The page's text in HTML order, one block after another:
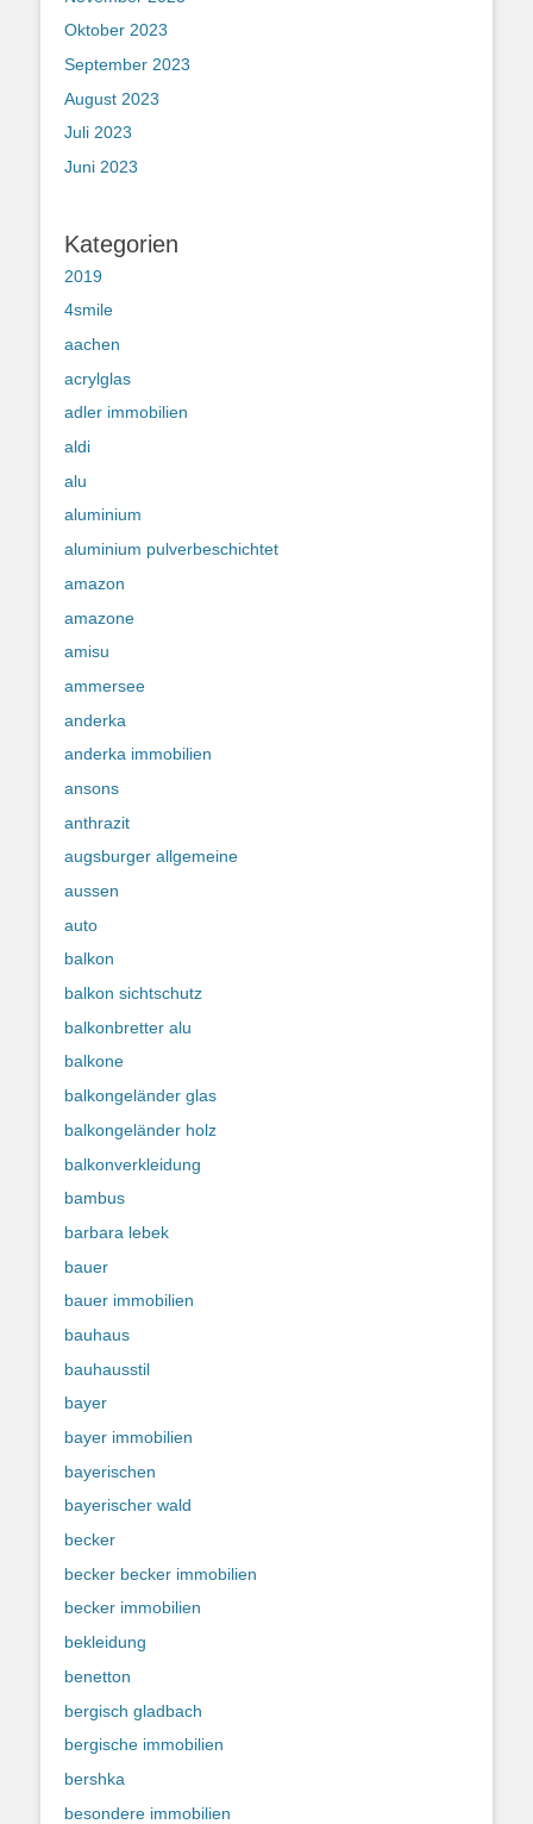
Oktober 2023
September 2023
August 2023
Juli 2023
Juni 2023
Kategorien
2019
4smile
aachen
acrylglas
adler immobilien
aldi
alu
aluminium
aluminium pulverbeschichtet
amazon
amazone
amisu
ammersee
anderka
anderka immobilien
ansons
anthrazit
augsburger allgemeine
aussen
auto
balkon
balkon sichtschutz
balkonbretter alu
balkone
balkongeländer glas
balkongeländer holz
balkonverkleidung
bambus
barbara lebek
bauer
bauer immobilien
bauhaus
bauhausstil
bayer
bayer immobilien
bayerischen
bayerischer wald
becker
becker becker immobilien
becker immobilien
bekleidung
benetton
bergisch gladbach
bergische immobilien
bershka
besondere immobilien